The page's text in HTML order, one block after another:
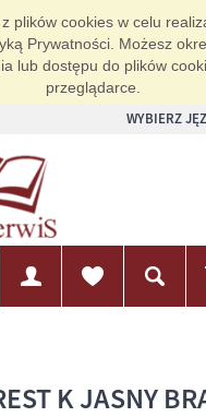
plików cookies w celu
Prywatności. Możesz
lub dostępu do plików
przeglądarce.
WYBIERZ
K JASNY